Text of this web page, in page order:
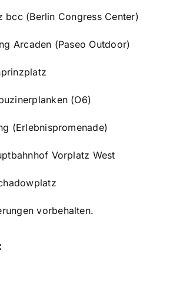
(Berlin Congress Center)
(Paseo Outdoor)
(O6)
(Erlebnispromenade)
Vorplatz West
vorbehalten.